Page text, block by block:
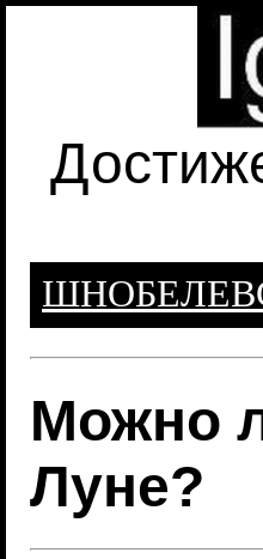
Можно
Луне?